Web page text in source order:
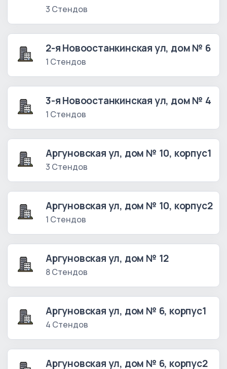
3 Стендов
2-я Новоостанкинская ул, дом № 6
1 Стендов
3-я Новоостанкинская ул, дом № 4
1 Стендов
Аргуновская ул, дом № 10, корпус1
3 Стендов
Аргуновская ул, дом № 10, корпус2
1 Стендов
Аргуновская ул, дом № 12
8 Стендов
Аргуновская ул, дом № 6, корпус1
4 Стендов
Аргуновская ул, дом № 6, корпус2